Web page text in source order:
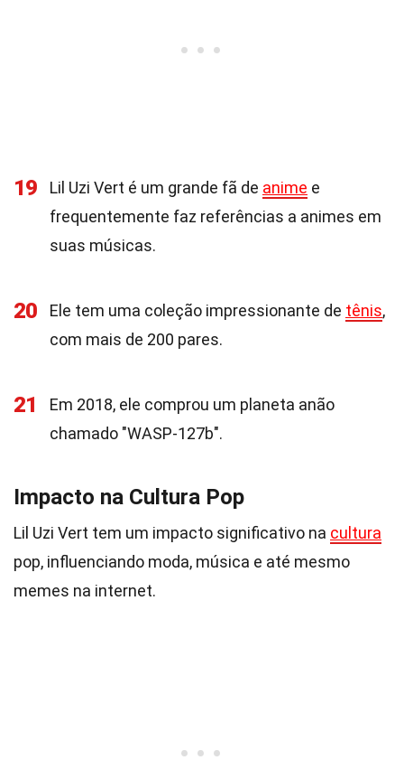
19 Lil Uzi Vert é um grande fã de anime e
frequentemente faz referências a animes em
suas músicas.
20 Ele tem uma coleção impressionante de tênis,
com mais de 200 pares.
21
Em 2018, ele comprou um planeta anão
chamado "WASP-127b".
Impacto na Cultura Pop
Lil Uzi Vert tem um impacto significativo na cultura
pop, influenciando moda, música e até mesmo
memes na internet.